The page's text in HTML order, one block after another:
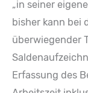
„in seiner
bisher kann bei
überwiegender
Erfassung des